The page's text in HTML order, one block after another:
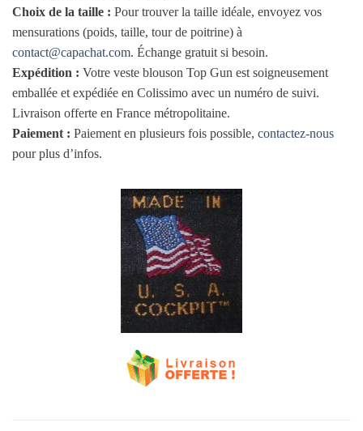
Choix de la taille : Pour trouver la taille idéale, envoyez vos
mensurations (poids, taille, tour de poitrine) à
contact@capachat.com. Échange gratuit si besoin.
Expédition : Votre veste blouson Top Gun est soigneusement
emballée et expédiée en Colissimo avec un numéro de suivi.
Livraison offerte en France métropolitaine.
Paiement : Paiement en plusieurs fois possible, contactez-nous
pour plus d’infos.